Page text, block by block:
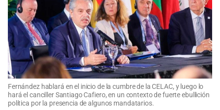
Fernández hablará en el inicio de la cumbre de la CELAC, y luego lo
hará el canciller Santiago Cafiero, en un contexto de fuerte ebullición
política por la presencia de algunos mandatarios.